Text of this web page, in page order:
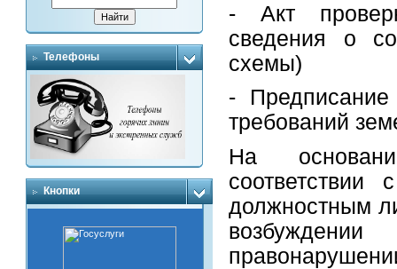
Телефоны
Кнопки
- Акт
сведения о
схемы)
- Предписание
требований
На
должностным